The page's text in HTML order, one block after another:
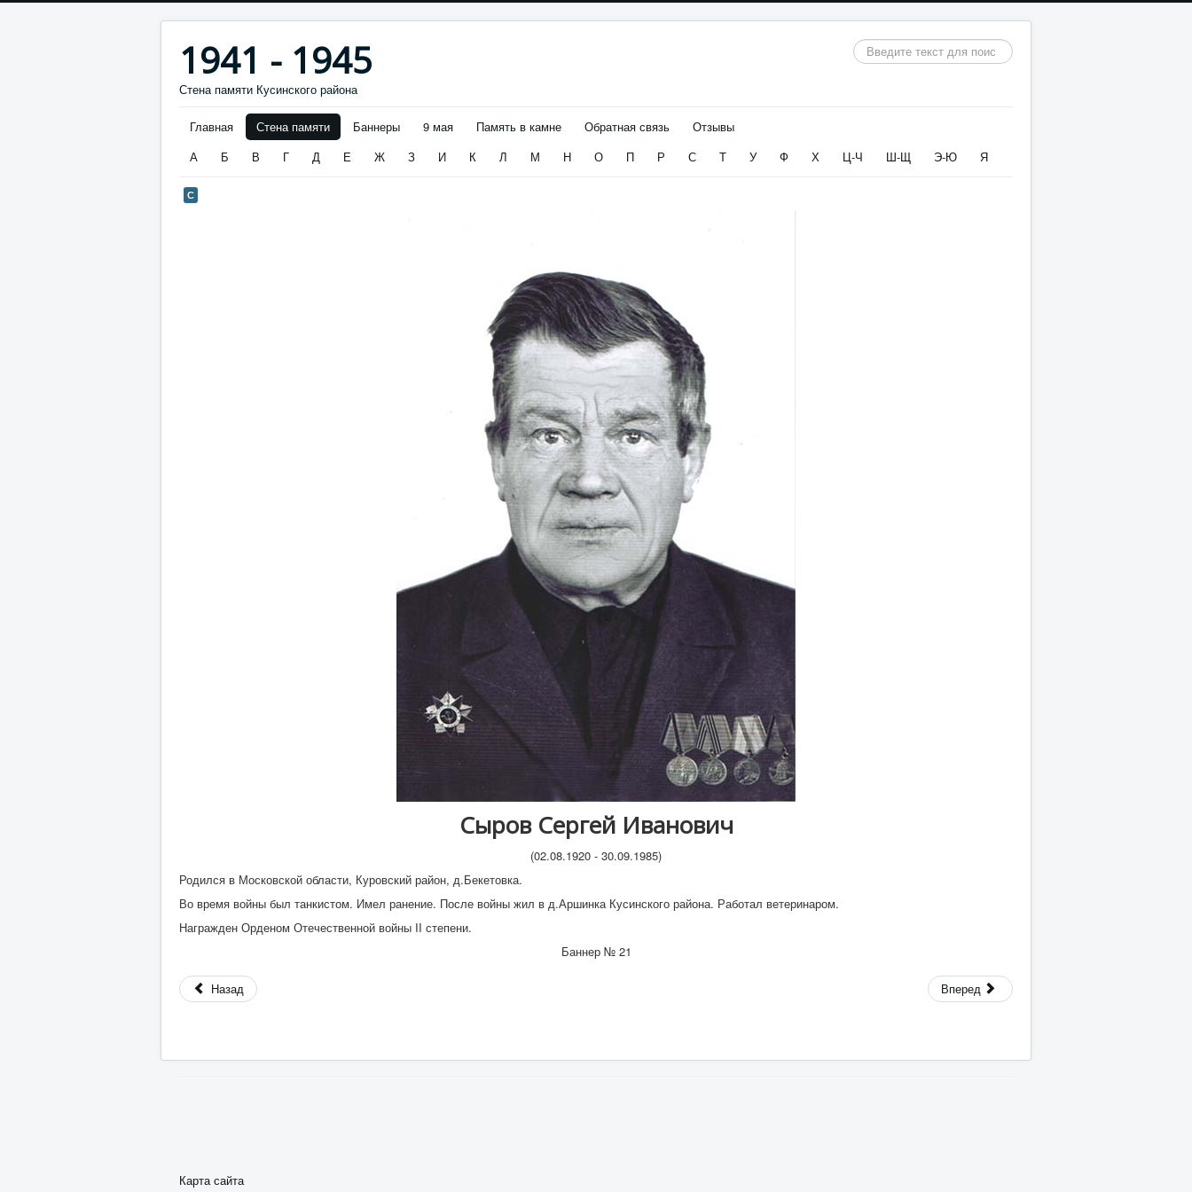
1941 - 1945
Стена памяти Кусинского района
Искать...
Главная Стена памяти Баннеры 9 мая Память в камне Обратная связь
Отзывы
А
Б В Г Д Е Ж З И К Л М Н О П Р С Т У Ф Х Ц-Ч Ш-Щ Э-Ю Я
С
Сыров Сергей Иванович
(02.08.1920 - 30.09.1985)
Родился в Московской области, Куровский район, д.Бекетовка.
Во время войны был танкистом. Имел ранение. После войны жил в д.Аршинка Кусинского района. Работал ветеринаром.
Награжден Орденом Отечественной войны II степени.
Баннер № 21
Назад Вперед
Карта сайта